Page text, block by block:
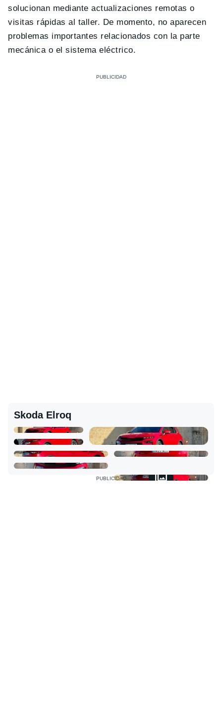
solucionan mediante actualizaciones remotas o
visitas rápidas al taller. De momento, no aparecen
problemas importantes relacionados con la parte
mecánica o el sistema eléctrico.
Skoda Elroq